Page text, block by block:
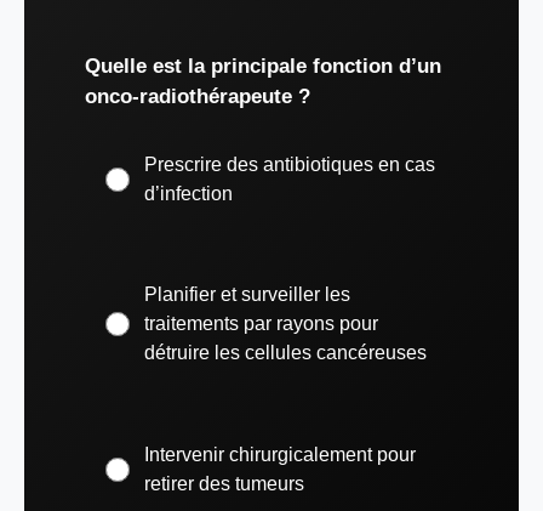
Quelle est la principale fonction d’un
onco-radiothérapeute ?
Prescrire des antibiotiques en cas
d’infection
Planifier et surveiller les
traitements par rayons pour
détruire les cellules cancéreuses
Intervenir chirurgicalement pour
retirer des tumeurs